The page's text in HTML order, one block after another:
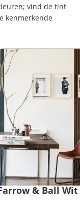
vind de tint
kenmerkende
& Ball Wit
& Ball Wit